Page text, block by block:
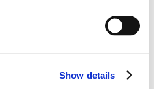
Show details